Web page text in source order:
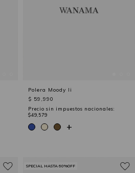
Polera Moody Ii
$ 59,990
Precio sin impuestos nacionales:
$49,579
+
SPECIAL HASTA 60%OFF